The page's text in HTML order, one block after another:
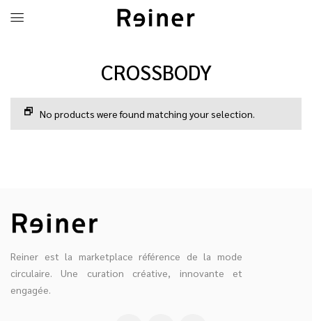
CROSSBODY
No products were found matching your selection.
Reiner est la marketplace référence de la mode
circulaire. Une curation créative, innovante et
engagée.